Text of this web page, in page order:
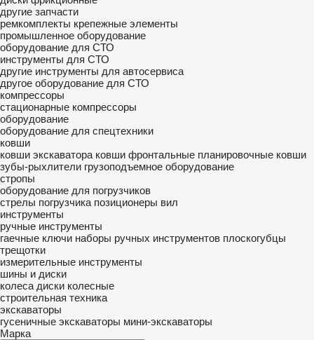
другие запчасти
ремкомплекты крепежные элементы
промышленное оборудование
оборудование для СТО
инструменты для СТО
другие инструменты для автосервиса
другое оборудование для СТО
компрессоры
стационарные компрессоры
оборудование
оборудование для спецтехники
ковши
ковши экскаватора ковши фронтальные планировочные ковши
зубы-рыхлители грузоподъемное оборудование
стропы
оборудование для погрузчиков
стрелы погрузчика позиционеры вил
инструменты
ручные инструменты
гаечные ключи наборы ручных инструментов плоскогубцы
трещотки
измерительные инструменты
шины и диски
колеса диски колесные
строительная техника
экскаваторы
гусеничные экскаваторы мини-экскаваторы
Марка